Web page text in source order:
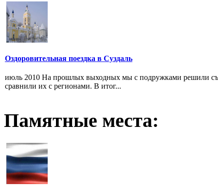
Оздоровительная поездка в Суздаль
июль 2010 На прошлых выходных мы с подружками решили
сравнили их с регионами. В итог...
Памятные места: